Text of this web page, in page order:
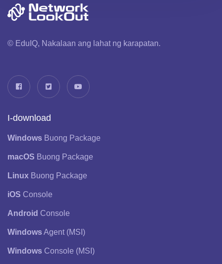
© EduIQ, Nakalaan ang lahat ng karapatan.
I-download
Windows Buong Package
macOS Buong Package
Linux Buong Package
iOS Console
Android Console
WindowsAgent (MSI)
Windows Console (MSI)